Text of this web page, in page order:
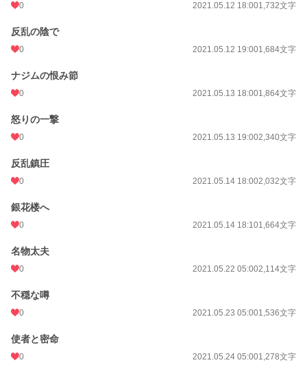
0 2021.05.12 18:001,732文字
反乱の陰で
0 2021.05.12 19:001,684文字
ナジムの恨み節
0 2021.05.13 18:001,864文字
怒りの一撃
0 2021.05.13 19:002,340文字
反乱鎮圧
0 2021.05.14 18:002,032文字
銀花楼へ
0 2021.05.14 18:101,664文字
名物太夫
0 2021.05.22 05:002,114文字
不穏な噂
0 2021.05.23 05:001,536文字
使者と密命
0 2021.05.24 05:001,278文字